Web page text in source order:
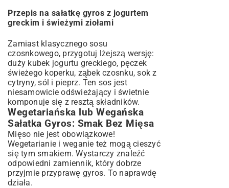
Przepis na sałatkę gyros z jogurtem
greckim i świeżymi ziołami
Zamiast klasycznego sosu
czosnkowego, przygotuj lżejszą wersję:
duży kubek jogurtu greckiego, pęczek
świeżego koperku, ząbek czosnku, sok z
cytryny, sól i pieprz. Ten sos jest
niesamowicie odświeżający i świetnie
komponuje się z resztą składników.
Wegetariańska lub Wegańska
Sałatka Gyros: Smak Bez Mięsa
Mięso nie jest obowiązkowe!
Wegetarianie i weganie też mogą cieszyć
się tym smakiem. Wystarczy znaleźć
odpowiedni zamiennik, który dobrze
przyjmie przyprawę gyros. To naprawdę
działa.